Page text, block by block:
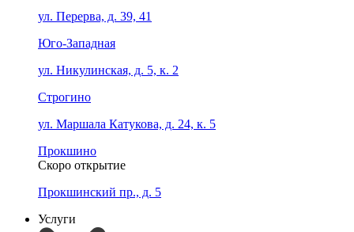
ул. Перерва, д. 39, 41
Юго-Западная
ул. Никулинская, д. 5, к. 2
Строгино
ул. Маршала Катукова, д. 24, к. 5
Прокшино
Скоро открытие
Прокшинский пр., д. 5
Услуги